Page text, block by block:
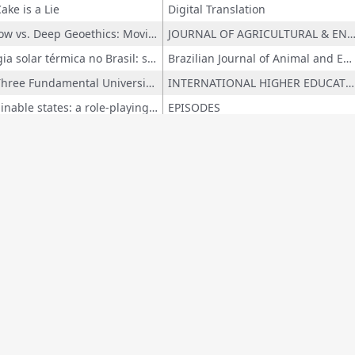
is a Lie Digital Translation
Shallow vs. Deep Geoethics: Moving Beyond Anthropocentric Views JOURNAL OF AGRICULTURAL & ENVIRONMENTAL ETHICS
Energia solar térmica no Brasil: sistema de inovação e políticas de ciência, tecnologia e inovação Brazilian Journal of Animal and Environmental Research
The Three Fundamental University Missions: Brazilian Challenges. INTERNATIONAL HIGHER EDUCATION (CHESTNUT HILL, MASS.)
Sustainable states: a role-playing game for sustainability education EPISODES